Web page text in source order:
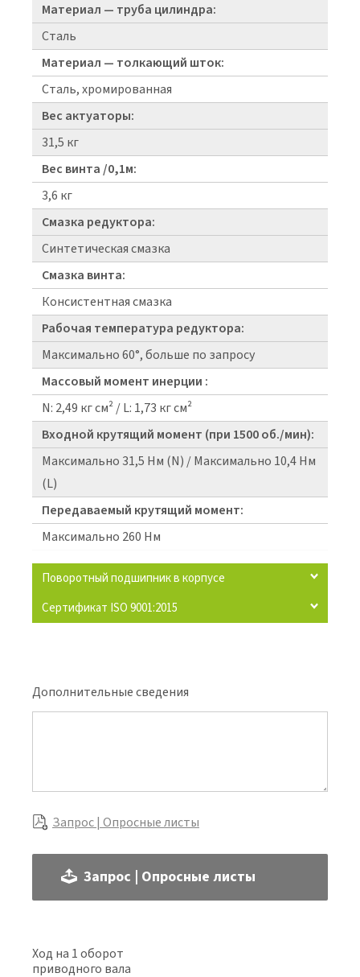
Материал — труба цилиндра:
Сталь
Материал — толкающий шток:
Сталь, хромированная
Вес актуаторы:
31,5 кг
Вес винта /0,1м:
3,6 кг
Смазка редуктора:
Синтетическая смазка
Смазка винта:
Консистентная смазка
Рабочая температура редуктора:
Максимально 60°, больше по запросу
Массовый момент инерции :
N: 2,49 кг см² / L: 1,73 кг см²
Входной крутящий момент (при 1500 об./мин):
Максимально 31,5 Нм (N) / Максимально 10,4 Нм
(L)
Передаваемый крутящий момент:
Максимально 260 Нм
Поворотный подшипник в корпусе
Сертификат ISO 9001:2015
Дополнительные сведения
Запрос | Опросные листы
Запрос | Опросные листы
Ход на 1 оборот
приводного вала